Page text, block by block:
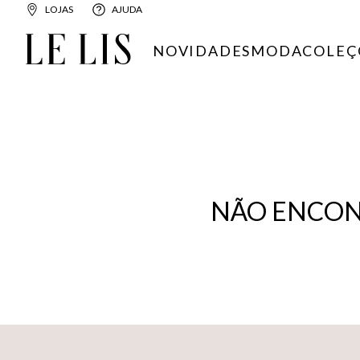
LOJAS AJUDA
NOVIDADESMODA
NÃO